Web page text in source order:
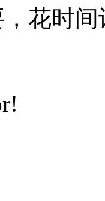
花时